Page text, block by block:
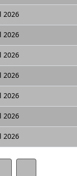
2026
2026
2026
2026
2026
2026
2026